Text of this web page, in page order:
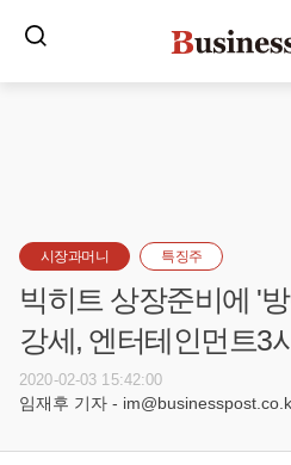
시장과머니 특징주
빅히트 상장준비에 '
강세, 엔터테인먼트3
2020-02-03 15:42:00
임재후 기자 -